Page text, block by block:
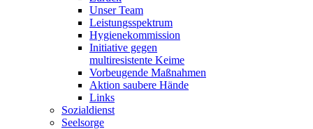
Unser Team
Leistungsspektrum
Hygienekommission
Initiative gegen
multiresistente Keime
Vorbeugende Maßnahmen
Aktion saubere Hände
Links
Sozialdienst
Seelsorge